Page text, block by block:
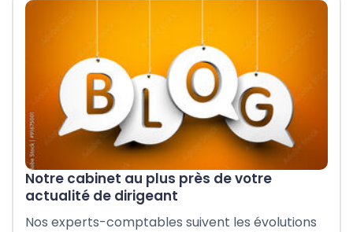
Simulateurs
Notre cabinet au plus près de votre
actualité de dirigeant
Nos experts-comptables suivent les évolutions